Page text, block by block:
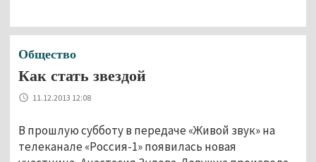
Общество
Как стать звездой
11.12.2013 12:08
В прошлую субботу в передаче «Живой звук» на
телеканале «Россия-1» появилась новая